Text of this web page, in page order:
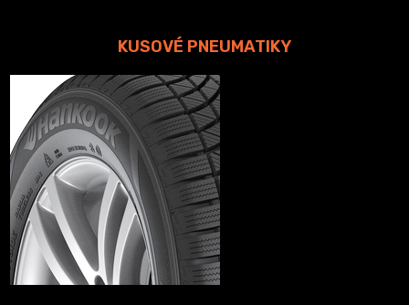
KUSOVÉ PNEUMATIKY